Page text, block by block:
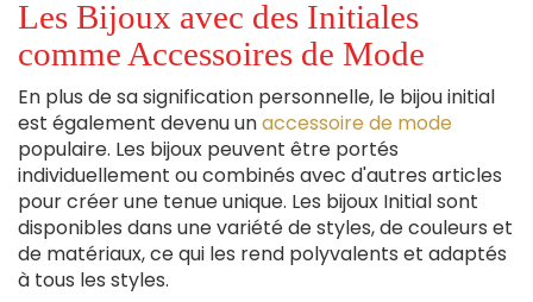
Les Bijoux avec des Initiales
comme Accessoires de Mode
En plus de sa signification personnelle, le bijou initial
est également devenu unaccessoire de mode
populaire. Les bijoux peuvent être portés
individuellement ou combinés avec d'autres articles
pour créer une tenue unique. Les bijoux Initial sont
disponibles dans une variété de styles, de couleurs et
de matériaux, ce qui les rend polyvalents et adaptés
à tous les styles.